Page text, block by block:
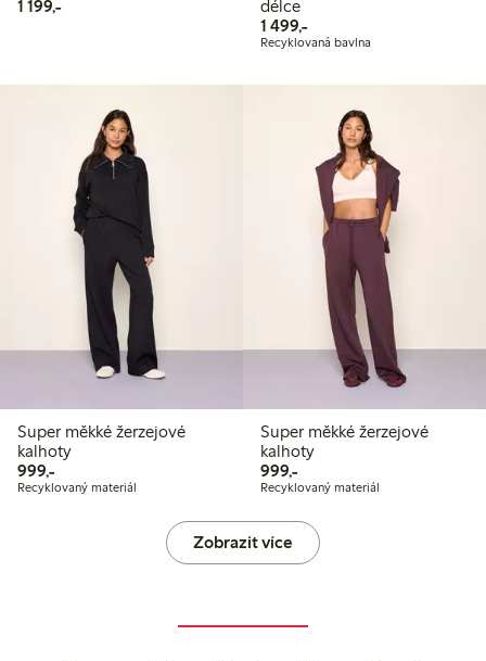
1 199,-1 199,00 Kč
délce
1 499,-1 499,00 Kč
Recyklovaná bavlna
Super měkké žerzejové
kalhoty
999,-999,00 Kč
Recyklovaný materiál
Super měkké žerzejové
kalhoty
999,-999,00 Kč
Recyklovaný materiál
Zobrazit více